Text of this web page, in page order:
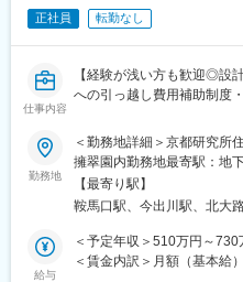
ロセスといった基礎から学
・塗布条件や電極構造の最
・試作品の評価・解析
与。
最終的には、量産を見据え
わることで、開発・製造・
身につけていただきます。
■キャリアパス：
基礎を習得した後は、一つ
正社員 転勤なし
仕事内容
【経験が浅い方も歓迎◎設
への引っ越し費用補助制度
■職務内容：
自社製品において、特に既
関する企画、設計、製造な
す。
＜具体的な業務内容＞
勤務地
＜勤務地詳細＞京都研究所
擁翠園内勤務地最寄駅：地
屋内全面禁煙変更の範囲：
【最寄り駅】
鞍馬口駅、今出川駅、北大
給与
＜予定年収＞510万円～
＜賃金内訳＞月額（基本給